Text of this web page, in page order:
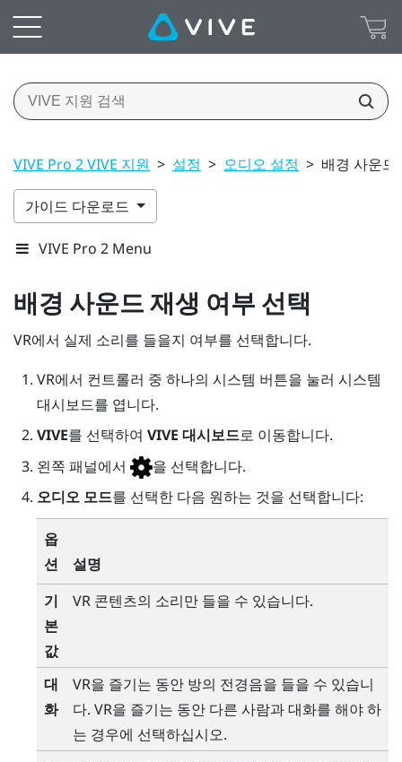
VIVE Pro 2 VIVE 지원 > 설정 > 오디오 설정 > 배경 사운드
가이드 다운로드
VIVE Pro 2 Menu
배경 사운드 재생 여부 선택
VR에서 실제 소리를 들을지 여부를 선택합니다.
VR에서 컨트롤러 중 하나의 시스템 버튼을 눌러 시스템
대시보드를 엽니다.
VIVE를 선택하여 VIVE 대시보드로 이동합니다.
왼쪽 패널에서
을 선택합니다.
오디오 모드를 선택한 다음 원하는 것을 선택합니다:
옵
션
설명
기
본
값
VR 콘텐츠의 소리만 들을 수 있습니다.
대
화
VR을 즐기는 동안 방의 전경음을 들을 수 있습니
다. VR을 즐기는 동안 다른 사람과 대화를 해야 하
는 경우에 선택하십시오.